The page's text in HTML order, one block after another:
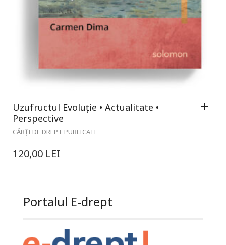
Uzufructul Evoluție • Actualitate •
Perspective
CĂRȚI DE DREPT PUBLICATE
120,00 LEI
Portalul E-drept